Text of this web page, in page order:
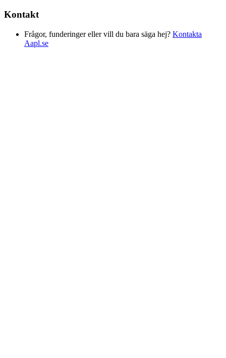
Kontakt
Frågor, funderinger eller vill du bara säga hej? Kontakta
Aapl.se